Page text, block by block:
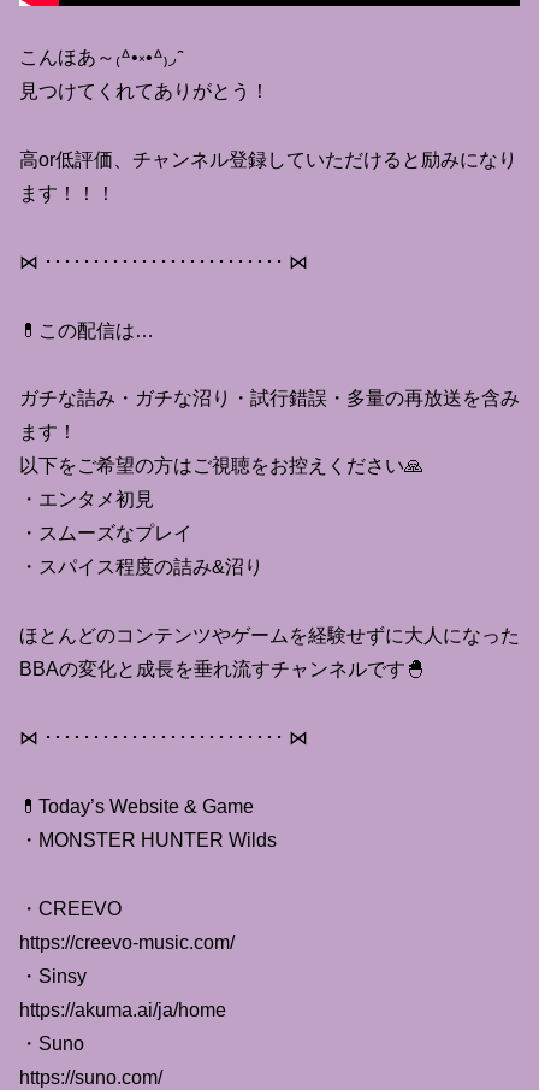
こんほあ～₍ᐞ•༝•ᐞ₎◞ ̑̑
見つけてくれてありがとう！
高or低評価、チャンネル登録していただけると励みになり
ます！！！
⋈ ･････････････････････････ ⋈
💊この配信は…
ガチな詰み・ガチな沼り・試行錯誤・多量の再放送を含み
ます！
以下をご希望の方はご視聴をお控えください🙏
・エンタメ初見
・スムーズなプレイ
・スパイス程度の詰み&沼り
ほとんどのコンテンツやゲームを経験せずに大人になった
BBAの変化と成長を垂れ流すチャンネルです🐣
⋈ ･････････････････････････ ⋈
💊Today’s Website & Game
・MONSTER HUNTER Wilds
・CREEVO
https://creevo-music.com/
・Sinsy
https://akuma.ai/ja/home
・Suno
https://suno.com/